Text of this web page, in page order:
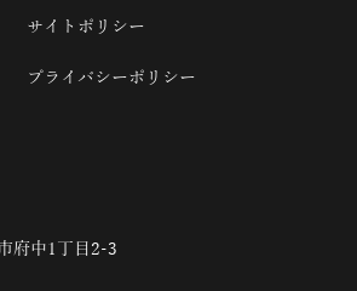
サイトポリシー
プライバシーポリシー
府中1丁目2-3